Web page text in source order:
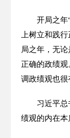
开局之年
上树立和践
局之年，无
正确的政绩
调政绩观也很
习近平
绩观的内在